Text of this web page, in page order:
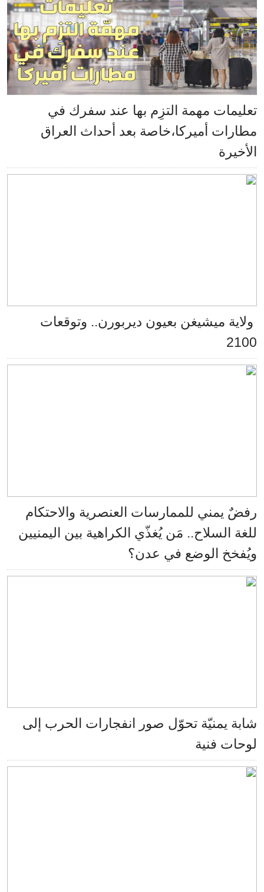
تعليمات مهمة التزِم بها عند سفرك في
مطارات أميركا،خاصة بعد أحداث العراق
الأخيرة
ولاية ميشيغن بعيون ديربورن.. وتوقعات
2100
رفضٌ يمني للممارسات العنصرية والاحتكام
للغة السلاح.. مَن يُغذّي الكراهية بين اليمنيين
ويُفخخ الوضع في عدن؟
شابة يمنيّة تحوّل صور انفجارات الحرب إلى
لوحات فنية